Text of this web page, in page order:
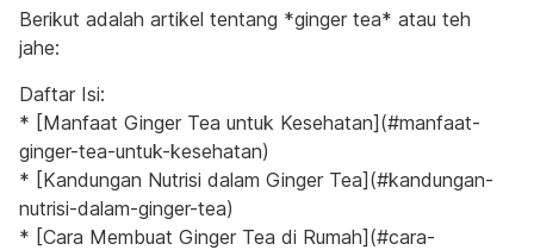
Berikut adalah artikel tentang *ginger tea* atau teh
jahe:
Daftar Isi:
* [Manfaat Ginger Tea untuk Kesehatan](#manfaat-
ginger-tea-untuk-kesehatan)
* [Kandungan Nutrisi dalam Ginger Tea](#kandungan-
nutrisi-dalam-ginger-tea)
* [Cara Membuat Ginger Tea di Rumah](#cara-